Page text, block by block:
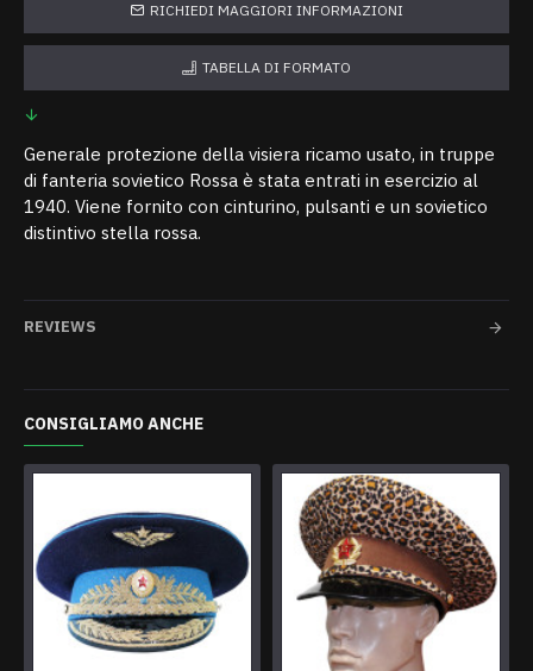
RICHIEDI MAGGIORI INFORMAZIONI
TABELLA DI FORMATO
Generale protezione della visiera ricamo usato, in truppe
di fanteria sovietico Rossa è stata entrati in esercizio al
1940. Viene fornito con cinturino, pulsanti e un sovietico
distintivo stella rossa.
REVIEWS
CONSIGLIAMO ANCHE